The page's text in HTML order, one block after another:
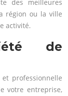
des meilleures
région ou la ville
activité.
de
professionnelle
votre entreprise,